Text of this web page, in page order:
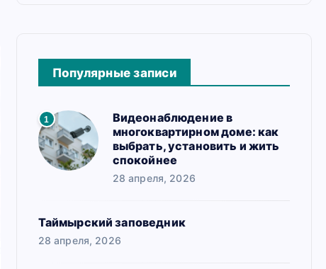
Популярные записи
1
Видеонаблюдение в
многоквартирном доме: как
выбрать, установить и жить
спокойнее
28 апреля, 2026
Таймырский заповедник
28 апреля, 2026